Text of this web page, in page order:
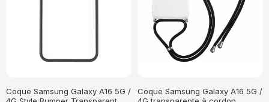
Coque Samsung Galaxy A16 5G /
Coque Samsung Galaxy A16 5G /